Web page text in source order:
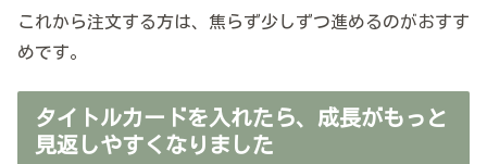
これから注文する方は、焦らず少しずつ進めるのがおすす
めです。
タイトルカードを入れたら、成長がもっと
見返しやすくなりました